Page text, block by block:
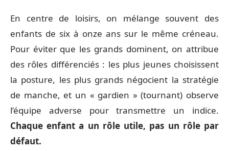
En centre de loisirs, on mélange souvent des
enfants de six à onze ans sur le même créneau.
Pour éviter que les grands dominent, on attribue
des rôles différenciés : les plus jeunes choisissent
la posture, les plus grands négocient la stratégie
de manche, et un « gardien » (tournant) observe
l’équipe adverse pour transmettre un indice.
Chaque enfant a un rôle utile, pas un rôle par
défaut.